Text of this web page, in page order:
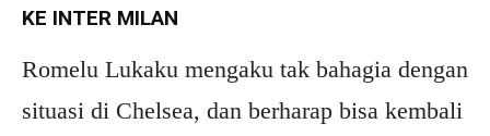
KE INTER MILAN
Romelu Lukaku mengaku tak bahagia dengan
situasi di Chelsea, dan berharap bisa kembali